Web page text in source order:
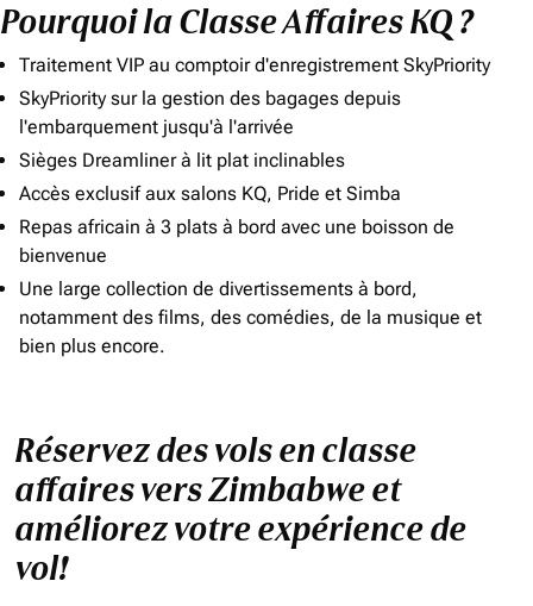
Pourquoi la Classe Affaires KQ ?
Traitement VIP au comptoir d'enregistrement SkyPriority
SkyPriority sur la gestion des bagages depuis
l'embarquement jusqu'à l'arrivée
Sièges Dreamliner à lit plat inclinables
Accès exclusif aux salons KQ, Pride et Simba
Repas africain à 3 plats à bord avec une boisson de
bienvenue
Une large collection de divertissements à bord,
notamment des films, des comédies, de la musique et
bien plus encore.
Réservez des vols en classe
affaires vers Zimbabwe et
améliorez votre expérience de
vol!